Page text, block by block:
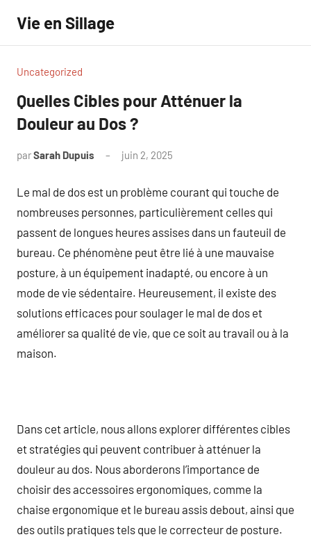
contenu
Vie en Sillage
Uncategorized
Quelles Cibles pour Atténuer la
Douleur au Dos ?
parSarah Dupuis juin 2, 2025
Le mal de dos est un problème courant qui touche de
nombreuses personnes, particulièrement celles qui
passent de longues heures assises dans un fauteuil de
bureau. Ce phénomène peut être lié à une mauvaise
posture, à un équipement inadapté, ou encore à un
mode de vie sédentaire. Heureusement, il existe des
solutions efficaces pour soulager le mal de dos et
améliorer sa qualité de vie, que ce soit au travail ou à la
maison.
Dans cet article, nous allons explorer différentes cibles
et stratégies qui peuvent contribuer à atténuer la
douleur au dos. Nous aborderons l’importance de
choisir des accessoires ergonomiques, comme la
chaise ergonomique et le bureau assis debout, ainsi que
des outils pratiques tels que le correcteur de posture.